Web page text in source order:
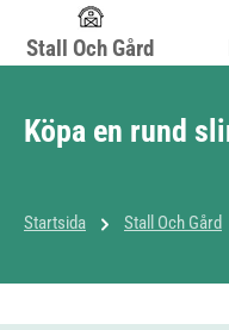
Stall Och Gård
Köpa en rund
Startsida Stall Och Gård